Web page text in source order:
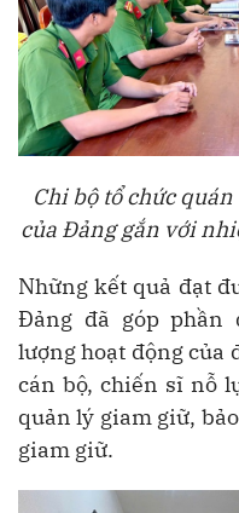
Chi bộ tổ chức
của Đảng gắn với
Những kết quả đạt
Đảng đã góp phần
lượng hoạt động của
cán bộ, chiến sĩ nỗ
quản lý giam giữ,
giam giữ.